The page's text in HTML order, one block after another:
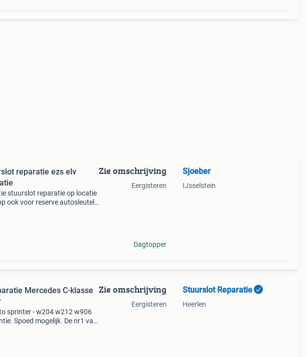
reparatie ezs elv
stuurslot reparatie op locatie
ook voor reserve autosleutels
Zie omschrijving
Eergisteren
Dagtopper
Sjoeber
IJsselstein
Mercedes C-klasse
sprinter - w204 w212 w906
Spoed mogelijk. De nr1 van
Zie omschrijving
Eergisteren
Stuurslot Reparatie
Heerlen